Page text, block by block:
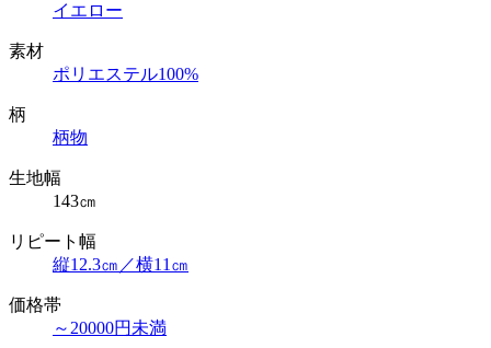
イエロー
素材
ポリエステル100%
柄
柄物
生地幅
143㎝
リピート幅
縦12.3㎝／横11㎝
価格帯
～20000円未満